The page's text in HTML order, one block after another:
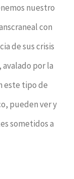
nuestro
con
de sus crisis
por la
este tipo de
pueden ver y
sometidos a